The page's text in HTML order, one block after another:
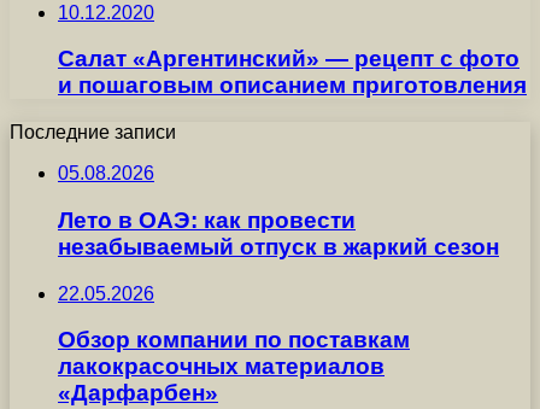
10.12.2020
Салат «Аргентинский» — рецепт с фото
и пошаговым описанием приготовления
Последние записи
05.08.2026
Лето в ОАЭ: как провести
незабываемый отпуск в жаркий сезон
22.05.2026
Обзор компании по поставкам
лакокрасочных материалов
«Дарфарбен»